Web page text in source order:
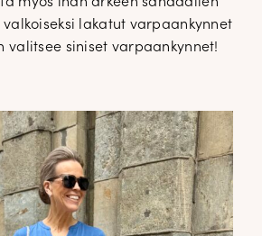
valkoiseksi lakatut varpaankynnet
valitsee siniset varpaankynnet!